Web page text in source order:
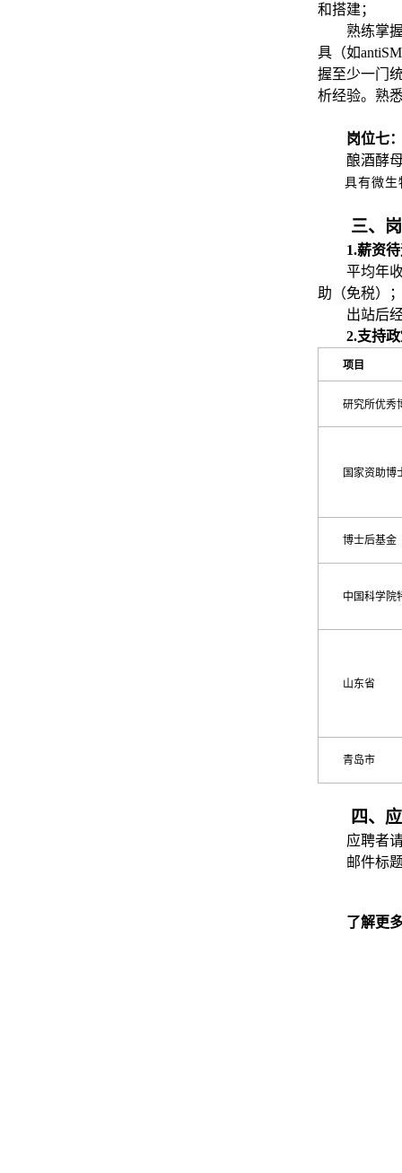
和搭建；
熟练掌
具（如
握至少一门
析经验。熟
岗位七
酿酒酵
具有微生
三、
1.薪资
平均年
助（免税）
出站后
2.支持
项目
研究所优秀
国家资助博
博士后基金
中国科学院
山东省
青岛市
四、
应聘者
邮件标
了解更